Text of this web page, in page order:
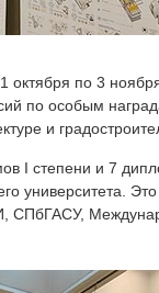
октября по 3
по особым
и
I степени и 7
университета.
СПбГАСУ,